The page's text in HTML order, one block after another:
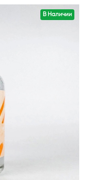
В Наличии